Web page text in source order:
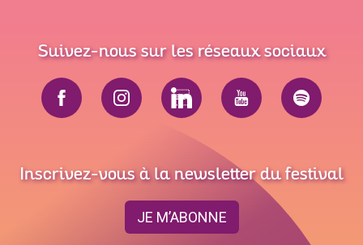
Suivez-nous sur les réseaux sociaux
Inscrivez-vous à la newsletter du festival
JE M’ABONNE